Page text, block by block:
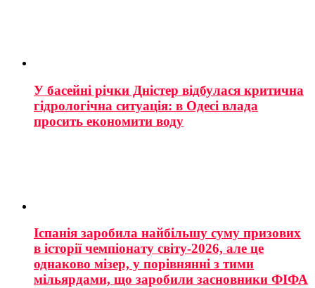
У басейні річки Дністер відбулася критична
гідрологічна ситуація: в Одесі влада
просить економити воду
Іспанія заробила найбільшу суму призових
в історії чемпіонату світу-2026, але це
однаково мізер, у порівнянні з тими
мільярдами, що заробили засновники ФІФА